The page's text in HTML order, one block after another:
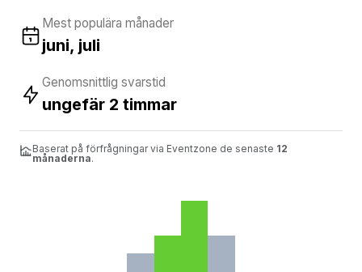
Mest populära månader
juni, juli
Genomsnittlig svarstid
ungefär 2 timmar
Baserat på förfrågningar via Eventzone de senaste 12
månaderna.